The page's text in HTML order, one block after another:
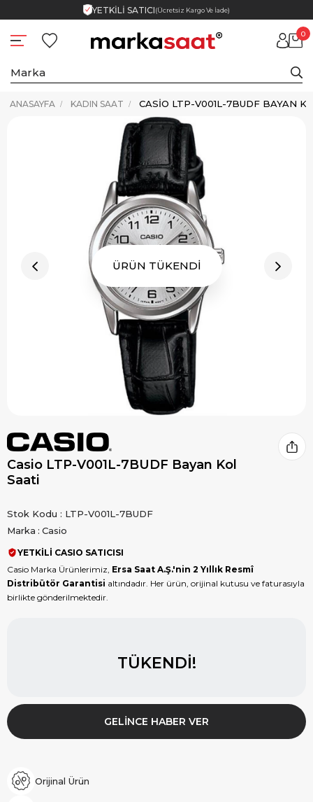
YETKİLİ SATICI(Ücretsiz Kargo Ve İade)
0
ANASAYFA KADIN SAAT CASIO LTP-V001L-7BUDF BAYAN
ÜRÜN TÜKENDİ
Casio LTP-V001L-7BUDF Bayan Kol
Saati
Stok Kodu
LTP-V001L-7BUDF
Marka : Casio
YETKİLİ CASIO SATICISI
Casio Marka Ürünlerimiz, Ersa Saat A.Ş.'nin 2 Yıllık Resmî
Distribütör Garantisi altındadır. Her ürün, orijinal kutusu ve faturasıyla
birlikte gönderilmektedir.
TÜKENDI!
GELINCE HABER VER
Orijinal Ürün